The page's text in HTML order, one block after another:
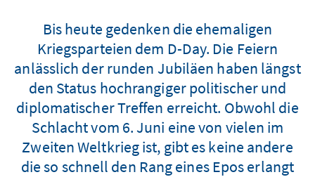
Bis heute gedenken die ehemaligen
Kriegsparteien dem D-Day. Die Feiern
anlässlich der runden Jubiläen haben längst
den Status hochrangiger politischer und
diplomatischer Treffen erreicht. Obwohl die
Schlacht vom 6. Juni eine von vielen im
Zweiten Weltkrieg ist, gibt es keine andere
die so schnell den Rang eines Epos erlangt